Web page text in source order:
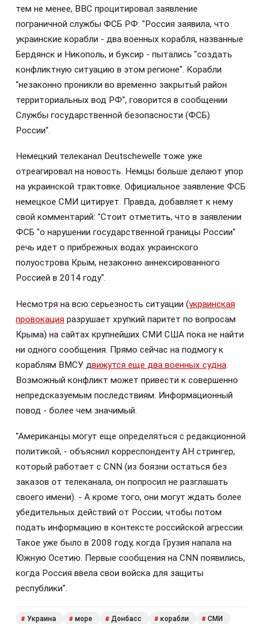
тем не менее, BBC процитировал заявление
пограничной службы ФСБ РФ: "Россия заявила, что
украинские корабли - два военных корабля, названные
Бердянск и Никополь, и буксир - пытались "создать
конфликтную ситуацию в этом регионе". Корабли
"незаконно проникли во временно закрытый район
территориальных вод РФ", говорится в сообщении
Службы государственной безопасности (ФСБ)
России".
Немецкий телеканал Deutschewelle тоже уже
отреагировал на новость. Немцы больше делают упор
на украинской трактовке. Официальное заявление ФСБ
немецкое СМИ цитирует. Правда, добавляет к нему
свой комментарий: "Стоит отметить, что в заявлении
ФСБ "о нарушении государственной границы России"
речь идет о прибрежных водах украинского
полуострова Крым, незаконно аннексированного
Россией в 2014 году".
Несмотря на всю серьезность ситуации (украинская
провокация разрушает хрупкий паритет по вопросам
Крыма) на сайтах крупнейших СМИ США пока не найти
ни одного сообщения. Прямо сейчас на подмогу к
кораблям ВМСУ движутся еще два военных судна
Возможный конфликт может привести к совершенно
непредсказуемым последствиям. Информационный
повод - более чем значимый.
"Американцы могут еще определяться с редакционной
политикой, - объяснил корреспонденту АН стрингер,
который работает с CNN (из боязни остаться без
заказов от телеканала, он попросил не разглашать
своего имени). - А кроме того, они могут ждать более
убедительных действий от России, чтобы потом
подать информацию в контексте российской агрессии.
Такое уже было в 2008 году, когда Грузия напала на
Южную Осетию. Первые сообщения на CNN появились,
когда Россия ввела свои войска для защиты
республики".
# Украина # море # Донбасс # корабли # СМИ